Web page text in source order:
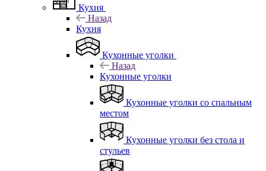
Кухня
Назад
Кухня
Кухонные уголки
Назад
Кухонные уголки
Кухонные уголки со спальным
местом
Кухонные уголки без стола и
стульев